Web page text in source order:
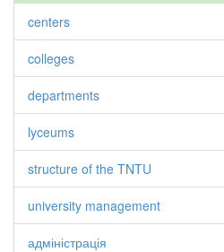
centers
colleges
departments
lyceums
structure of the TNTU
university management
адміністрація